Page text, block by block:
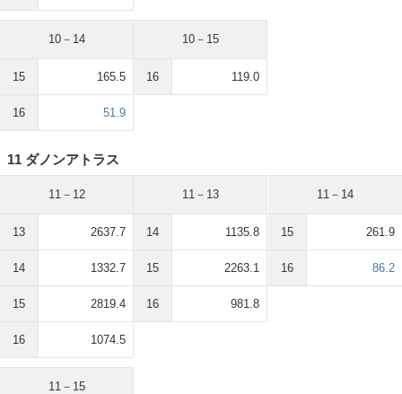
10－14
15 165.5
16 51.9
10－15
16 119.0
11 ダノンアトラス
11－12
13 2637.7
14 1332.7
15 2819.4
16 1074.5
11－13
14 1135.8
15 2263.1
16 981.8
11－14
15 261.9
16 86.2
11－15